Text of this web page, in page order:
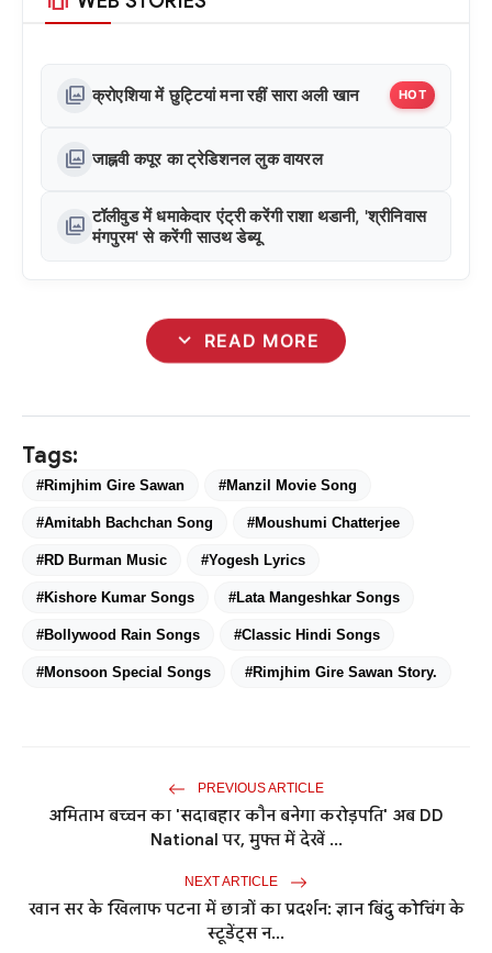
photo_library क्रोएशिया में छुट्टियां मना रहीं सारा अली खान HOT
photo_library जाह्नवी कपूर का ट्रेडिशनल लुक वायरल
photo_library टॉलीवुड में धमाकेदार एंट्री करेंगी राशा थडानी, 'श्रीनिवास
मंगपुरम' से करेंगी साउथ डेब्यू
expand_more READ MORE
Tags:
#Rimjhim Gire Sawan #Manzil Movie Song
#Amitabh Bachchan Song #Moushumi Chatterjee
#RD Burman Music #Yogesh Lyrics
#Kishore Kumar Songs #Lata Mangeshkar Songs
#Bollywood Rain Songs #Classic Hindi Songs
#Monsoon Special Songs #Rimjhim Gire Sawan Story.
PREVIOUS ARTICLE
अमिताभ बच्चन का 'सदाबहार कौन बनेगा करोड़पति' अब DD
National पर, मुफ्त में देखें ...
NEXT ARTICLE
खान सर के खिलाफ पटना में छात्रों का प्रदर्शन: ज्ञान बिंदु कोचिंग के
स्टूडेंट्स न...